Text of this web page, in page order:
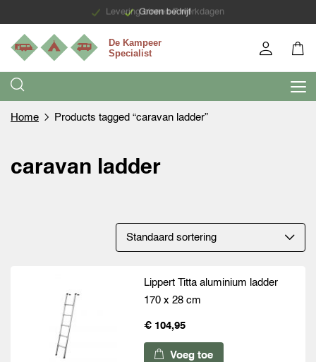
Groen bedrijf
Levering binnen 7 werkdagen
Home Products tagged “caravan ladder”
caravan ladder
Lippert Titta aluminium ladder
170 x 28 cm
€ 104,95
Voeg toe